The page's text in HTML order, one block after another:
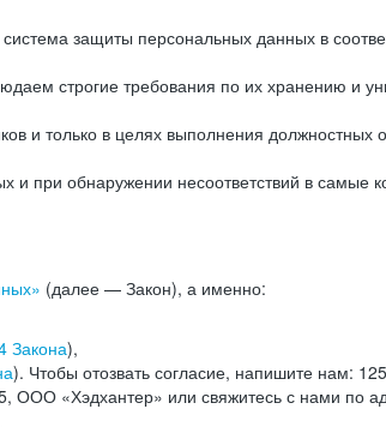
защиты персональных данных в
строгие требования по их хранению и
и только в целях выполнения должностных
при обнаружении несоответствий в самые
(далее — Закон), а именно:
Закона),
). Чтобы отозвать согласие, напишите нам:
ООО «Хэдхантер» или свяжитесь с нами по